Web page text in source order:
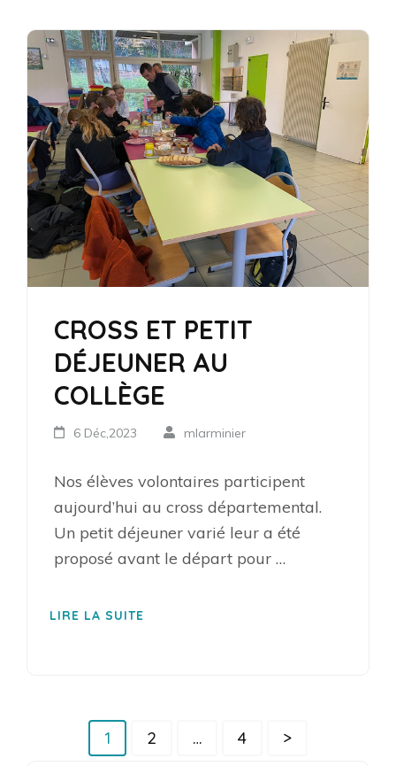
CROSS ET PETIT
DÉJEUNER AU
COLLÈGE
6 Déc,2023 mlarminier
Nos élèves volontaires participent
aujourd’hui au cross départemental.
Un petit déjeuner varié leur a été
proposé avant le départ pour …
LIRE LA SUITE
Pagination
Page
1 Page
2 … Page
4 >